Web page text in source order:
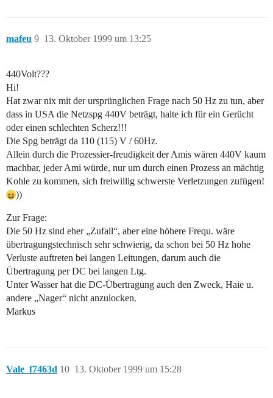
mafeu 13. Oktober 1999 um 13:25
9
440Volt???
Hi!
Hat zwar nix mit der ursprünglichen Frage nach 50 Hz zu tun, aber
dass in USA die Netzspg 440V beträgt, halte ich für ein Gerücht
oder einen schlechten Scherz!!!
Die Spg beträgt da 110 (115) V / 60Hz.
Allein durch die Prozessier-freudigkeit der Amis wären 440V kaum
machbar, jeder Ami würde, nur um durch einen Prozess an mächtig
Kohle zu kommen, sich freiwillig schwerste Verletzungen zufügen!
))
Zur Frage:
Die 50 Hz sind eher „Zufall“, aber eine höhere Frequ. wäre
übertragungstechnisch sehr schwierig, da schon bei 50 Hz hohe
Verluste auftreten bei langen Leitungen, darum auch die
Übertragung per DC bei langen Ltg.
Unter Wasser hat die DC-Übertragung auch den Zweck, Haie u.
andere „Nager“ nicht anzulocken.
Markus
Vale_f7463d 13. Oktober 1999 um 15:28
10